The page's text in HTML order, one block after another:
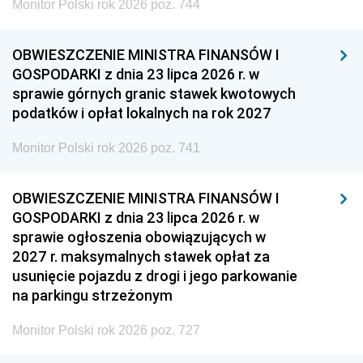
Monitor Polski rok 2026 poz. 744
OBWIESZCZENIE MINISTRA FINANSÓW I
GOSPODARKI z dnia 23 lipca 2026 r. w
sprawie górnych granic stawek kwotowych
podatków i opłat lokalnych na rok 2027
Monitor Polski rok 2026 poz. 741
OBWIESZCZENIE MINISTRA FINANSÓW I
GOSPODARKI z dnia 23 lipca 2026 r. w
sprawie ogłoszenia obowiązujących w
2027 r. maksymalnych stawek opłat za
usunięcie pojazdu z drogi i jego parkowanie
na parkingu strzeżonym
Monitor Polski rok 2026 poz. 727